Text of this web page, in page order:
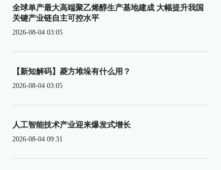
全球单产最大高端聚乙烯醇生产基地建成 大幅提升我国
关键产业链自主可控水平
2026-08-04 03:05
【新知解码】菱方堆垛有什么用？
2026-08-04 03:05
人工智能技术产业迎来爆发式增长
2026-08-04 09:31